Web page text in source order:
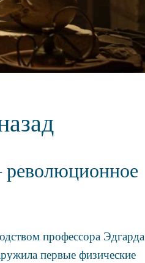
революционное
профессора Эдгарда
первые физические